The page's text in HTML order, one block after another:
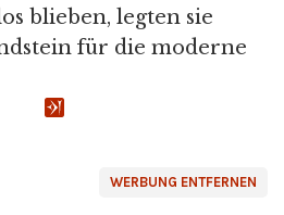
blieben, legten sie
für die moderne
WERBUNG ENTFERNEN